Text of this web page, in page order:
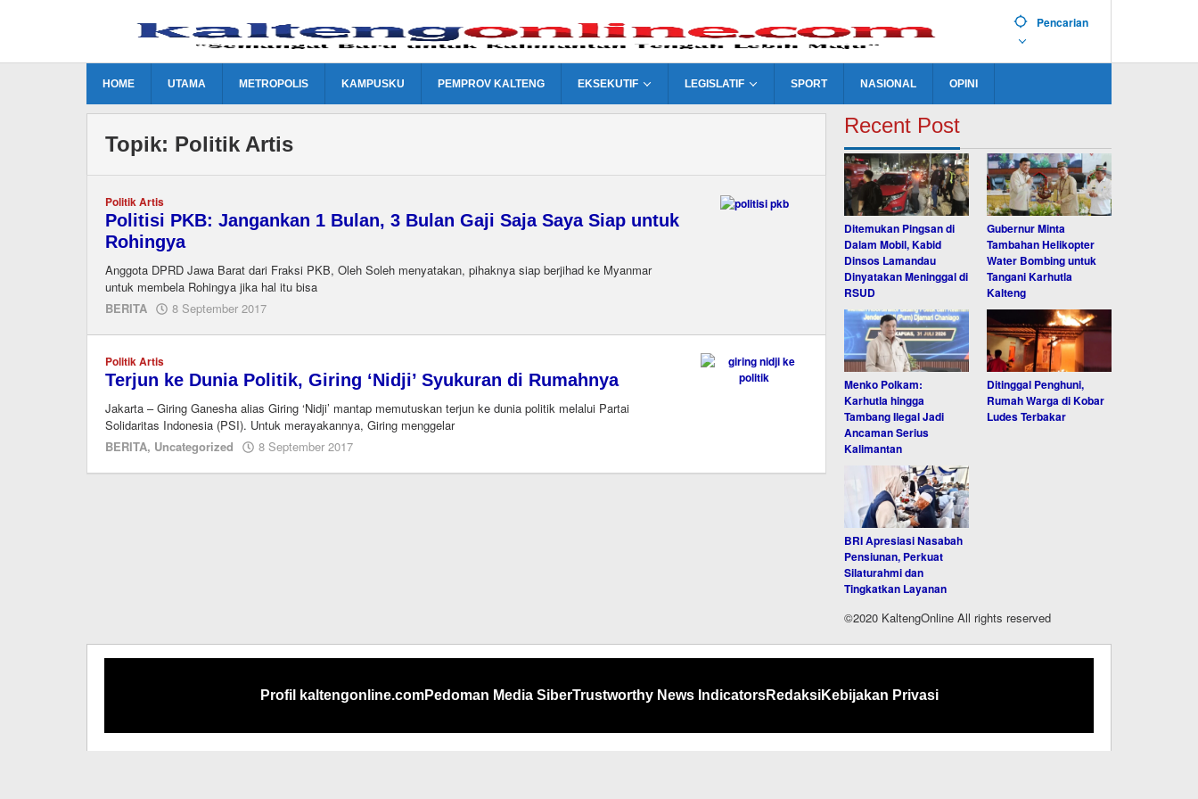
Pencarian
HOME UTAMA METROPOLIS KAMPUSKU PEMPROV KALTENG EKSEKUTIF LEGISLATIF SPORT NASIONAL OPINI
Topik: Politik Artis
Politik Artis
Politisi PKB: Jangankan 1 Bulan, 3 Bulan Gaji Saja Saya Siap untuk
Rohingya
Anggota DPRD Jawa Barat dari Fraksi PKB, Oleh Soleh menyatakan, pihaknya siap berjihad ke Myanmar
untuk membela Rohingya jika hal itu bisa
BERITA
8 September 2017
Politik Artis
Terjun ke Dunia Politik, Giring ‘Nidji’ Syukuran di Rumahnya
Jakarta – Giring Ganesha alias Giring ‘Nidji’ mantap memutuskan terjun ke dunia politik melalui Partai
Solidaritas Indonesia (PSI). Untuk merayakannya, Giring menggelar
BERITA, Uncategorized 8 September 2017
Recent Post
Ditemukan Pingsan di
Dalam Mobil, Kabid
Dinsos Lamandau
Dinyatakan Meninggal di
RSUD
Gubernur Minta
Tambahan Helikopter
Water Bombing untuk
Tangani Karhutla
Kalteng
Menko Polkam:
Karhutla hingga
Tambang Ilegal Jadi
Ancaman Serius
Kalimantan
Ditinggal Penghuni,
Rumah Warga di Kobar
Ludes Terbakar
BRI Apresiasi Nasabah
Pensiunan, Perkuat
Silaturahmi dan
Tingkatkan Layanan
©2020 KaltengOnline All rights reserved
Profil kaltengonline.comPedoman Media SiberTrustworthy News IndicatorsRedaksiKebijakan Privasi